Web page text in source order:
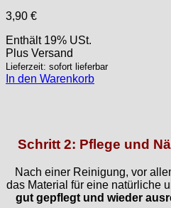
3,90 €
Enthält 19% USt.
Plus Versand
Lieferzeit: sofort lieferbar
In den Warenkorb
Schritt 2: Pflege und
Nach einer Reinigung, vor
das Material für eine natürliche
gut gepflegt und wieder